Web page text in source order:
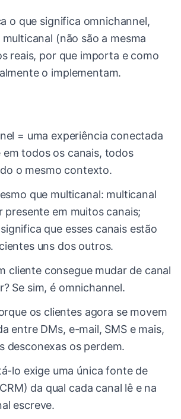
o que significa omnichannel,
(não são a mesma
reais, por que importa e como
o implementam.
= uma experiência conectada
em todos os canais, todos
o mesmo contexto.
que multicanal: multicanal
presente em muitos canais;
que esses canais estão
uns dos outros.
cliente consegue mudar de canal
Se sim, é omnichannel.
os clientes agora se movem
entre DMs, e-mail, SMS e mais,
desconexas os perdem.
lo exige uma única fonte de
da qual cada canal lê e na
escreve.